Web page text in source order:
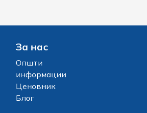
За нас
Општи
информации
Ценовник
Блог